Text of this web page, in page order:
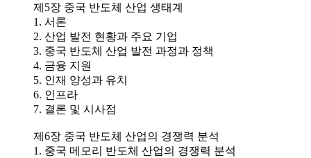
제5장 중국 반도체 산업 생태계
1. 서론
2. 산업 발전 현황과 주요 기업
3. 중국 반도체 산업 발전 과정과 정책
4. 금융 지원
5. 인재 양성과 유치
6. 인프라
7. 결론 및 시사점
제6장 중국 반도체 산업의 경쟁력 분석
1. 중국 메모리 반도체 산업의 경쟁력 분석